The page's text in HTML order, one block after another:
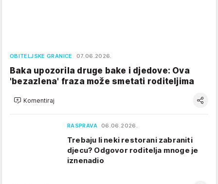
OBITELJSKE GRANICE 07.06.2026.
Baka upozorila druge bake i djedove: Ova
'bezazlena' fraza može smetati roditeljima
Komentiraj
RASPRAVA 06.06.2026.
Trebaju li neki restorani zabraniti
djecu? Odgovor roditelja mnoge je
iznenadio